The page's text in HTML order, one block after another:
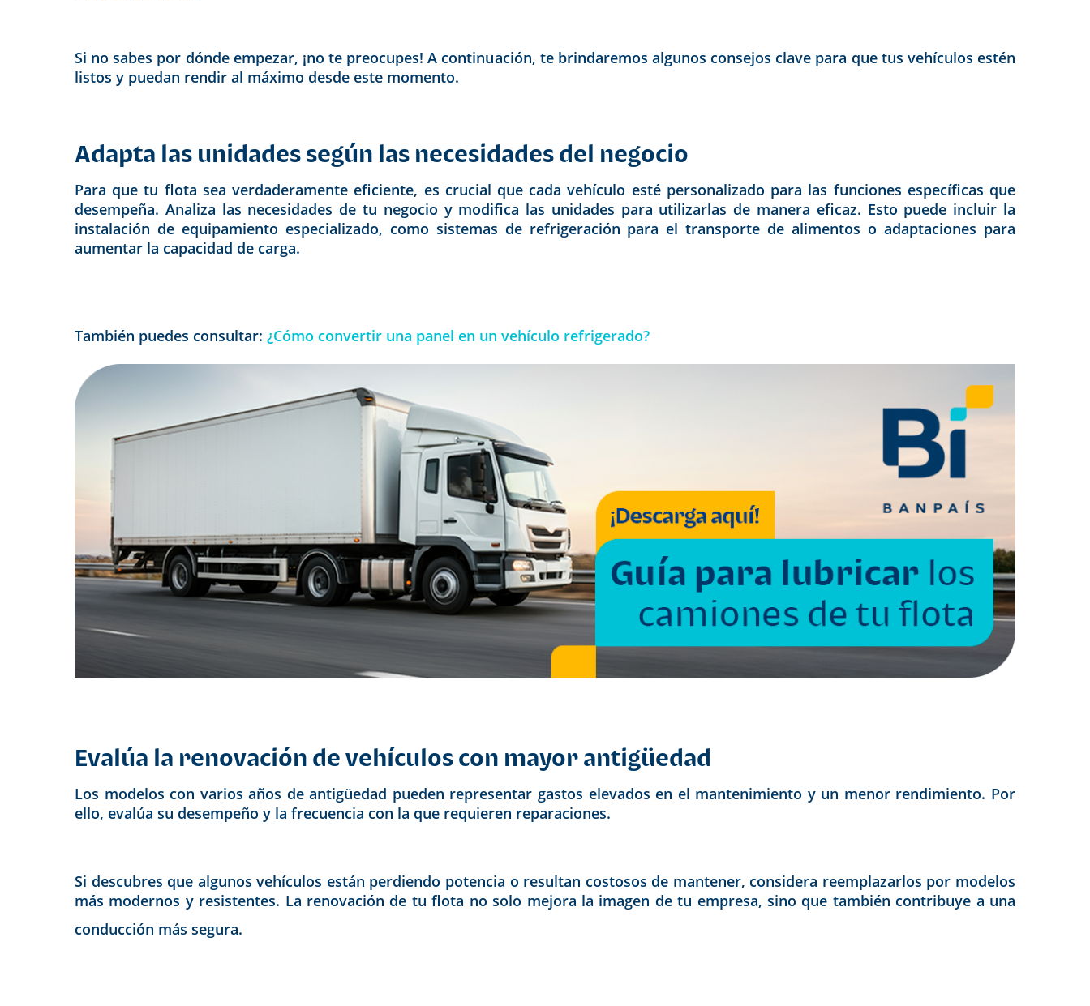
Si no sabes por dónde empezar, ¡no te preocupes! A continuación, te brindaremos algunos consejos clave para que tus vehículos estén
listos y puedan rendir al máximo desde este momento.
Adapta las unidades según las necesidades del negocio
Para que tu flota sea verdaderamente eficiente, es crucial que cada vehículo esté personalizado para las funciones específicas que
desempeña. Analiza las necesidades de tu negocio y modifica las unidades para utilizarlas de manera eficaz. Esto puede incluir la
instalación de equipamiento especializado, como sistemas de refrigeración para el transporte de alimentos o adaptaciones para
aumentar la capacidad de carga.
También puedes consultar: ¿Cómo convertir una panel en un vehículo refrigerado?
Evalúa la renovación de vehículos con mayor antigüedad
Los modelos con varios años de antigüedad pueden representar gastos elevados en el mantenimiento y un menor rendimiento. Por
ello, evalúa su desempeño y la frecuencia con la que requieren reparaciones.
Si descubres que algunos vehículos están perdiendo potencia o resultan costosos de mantener, considera reemplazarlos por modelos
más modernos y resistentes. La renovación de tu flota no solo mejora la imagen de tu empresa, sino que también contribuye a una
conducción más segura.